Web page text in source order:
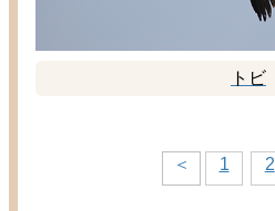
トビ
＜ 1 2